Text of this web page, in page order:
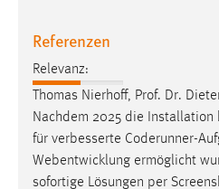
Referenzen
Relevanz:
Thomas Nierhoff, Prof. Dr.
Nachdem 2025 die Installation
für verbesserte Coderunner-
Webentwicklung ermöglicht
sofortige Lösungen per